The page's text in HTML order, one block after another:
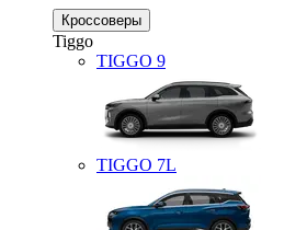
Кроссоверы
Tiggo
TIGGO 9
TIGGO 7L